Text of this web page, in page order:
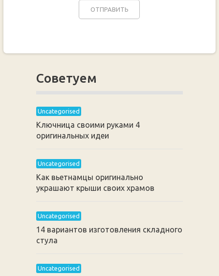
Советуем
Uncategorised
Ключница своими руками 4
оригинальных идеи
Uncategorised
Как вьетнамцы оригинально
украшают крыши своих храмов
Uncategorised
14 вариантов изготовления складного
стула
Uncategorised